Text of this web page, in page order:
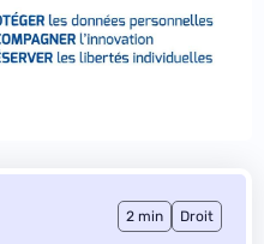
2 min Droit